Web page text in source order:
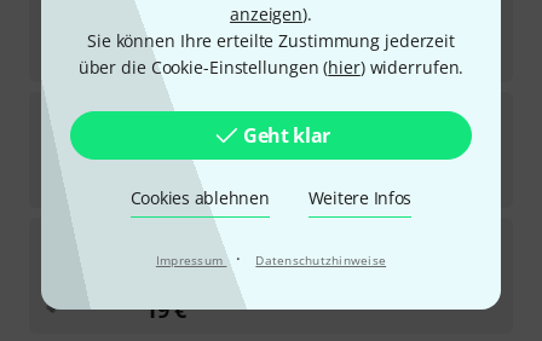
anzeigen).
Sie können Ihre erteilte Zustimmung jederzeit
über die Cookie-Einstellungen (hier) widerrufen.
Geht klar
Cookies ablehnen Weitere Infos
Impressum · Datenschutzhinweise
1
Auf Anfrage
19€
Adamsleg for 23"&26"Uni B-Stock
Sofort lieferbar
Strips with Letters 20" (old)
Auf Anfrage
19€